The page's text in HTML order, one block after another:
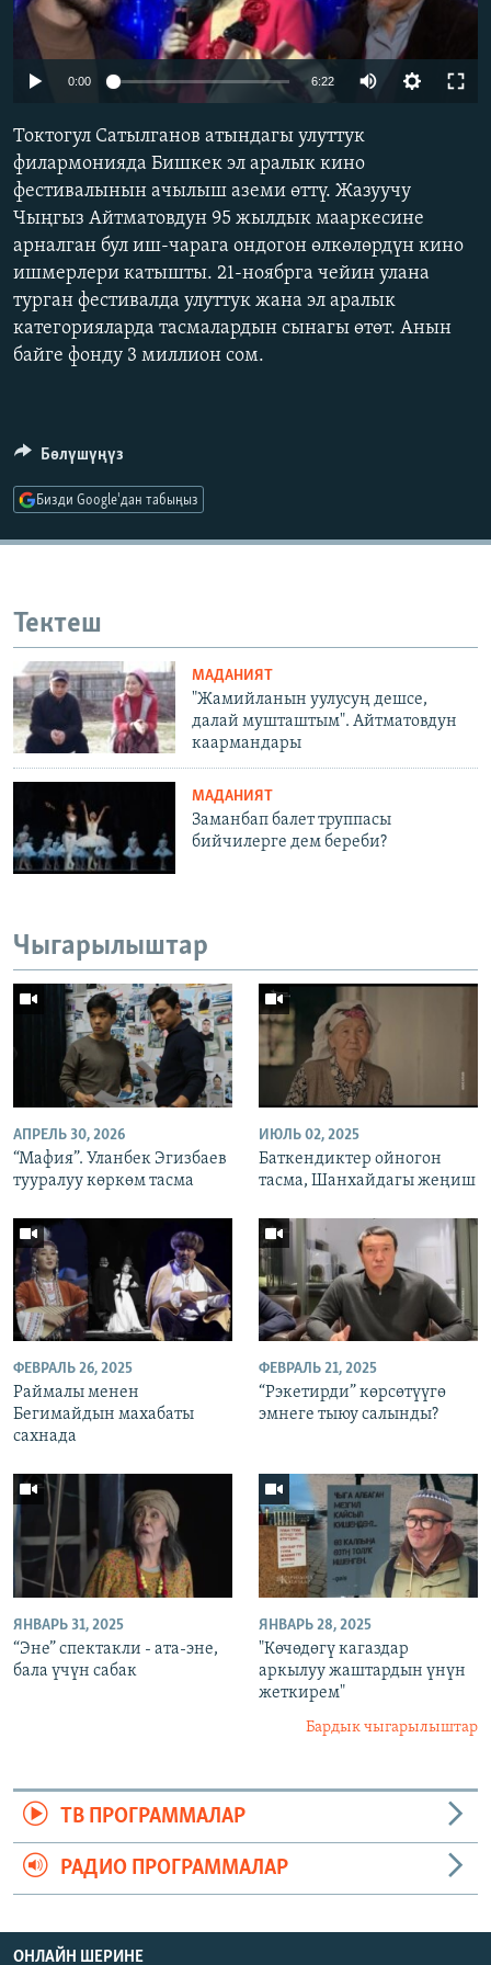
ЭЖЕ-СИҢДИЛЕР
АЗАТТЫК+
ЫҢГАЙСЫЗ СУРООЛОР
ОНЛАЙН ШЕРИНЕ
ЭЕ/АРнун бардык сайттары
480p
720p
0:00 6:22
480p
1080p
Токтогул Сатылганов атындагы улуттук
филармонияда Бишкек эл аралык кино
фестивалынын ачылыш аземи өттү. Жазуучу
Чыңгыз Айтматовдун 95 жылдык мааркесине
арналган бул иш-чарага ондогон өлкөлөрдүн кино
ишмерлери катышты. 21-ноябрга чейин улана
турган фестивалда улуттук жана эл аралык
категорияларда тасмалардын сынагы өтөт. Анын
байге фонду 3 миллион сом.
Бөлүшүңүз
Бизди Google'дан табыңыз
Тектеш
МАДАНИЯТ
"Жамийланын уулусуң дешсе,
далай мушташтым". Айтматовдун
каармандары
МАДАНИЯТ
Заманбап балет труппасы
бийчилерге дем береби?
Чыгарылыштар
АПРЕЛЬ 30, 2026
“Мафия”. Уланбек Эгизбаев
тууралуу көркөм тасма
ИЮЛЬ 02, 2025
Баткендиктер ойногон
тасма, Шанхайдагы жеңиш
ФЕВРАЛЬ 26, 2025
Раймалы менен
Бегимайдын махабаты
сахнада
ФЕВРАЛЬ 21, 2025
“Рэкетирди” көрсөтүүгө
эмнеге тыюу салынды?
ЯНВАРЬ 31, 2025
“Эне” спектакли - ата-эне,
бала үчүн сабак
ЯНВАРЬ 28, 2025
"Көчөдөгү кагаздар
аркылуу жаштардын үнүн
жеткирем"
Бардык чыгарылыштар
ТВ ПРОГРАММАЛАР
РАДИО ПРОГРАММАЛАР
ОНЛАЙН ШЕРИНЕ